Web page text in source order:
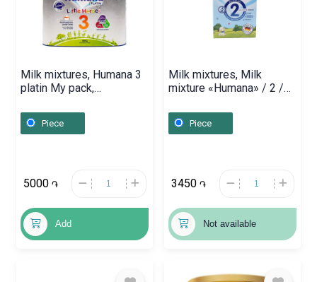
Milk mixtures, Humana 3
platin My pack,
Piece
5000 ֏
Add
Milk mixtures, Milk
mixture «Humana» / 2 /
Piece
3450 ֏
Not available